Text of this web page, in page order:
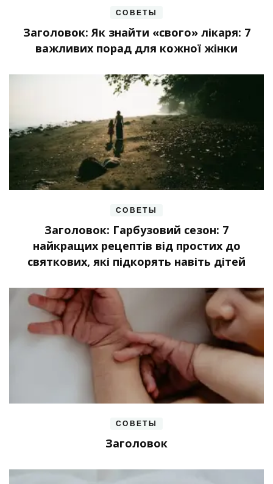
СОВЕТЫ
Заголовок: Як знайти «свого» лікаря: 7
важливих порад для кожної жінки
СОВЕТЫ
Заголовок: Гарбузовий сезон: 7
найкращих рецептів від простих до
святкових, які підкорять навіть дітей
СОВЕТЫ
Заголовок